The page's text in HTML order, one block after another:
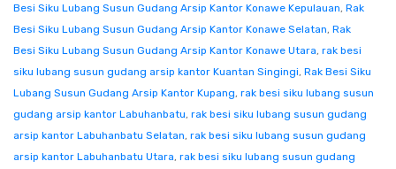
Besi Siku Lubang Susun Gudang Arsip Kantor Konawe Kepulauan, Rak
Besi Siku Lubang Susun Gudang Arsip Kantor Konawe Selatan, Rak
Besi Siku Lubang Susun Gudang Arsip Kantor Konawe Utara, rak besi
siku lubang susun gudang arsip kantor Kuantan Singingi, Rak Besi Siku
Lubang Susun Gudang Arsip Kantor Kupang, rak besi siku lubang susun
gudang arsip kantor Labuhanbatu, rak besi siku lubang susun gudang
arsip kantor Labuhanbatu Selatan, rak besi siku lubang susun gudang
arsip kantor Labuhanbatu Utara, rak besi siku lubang susun gudang